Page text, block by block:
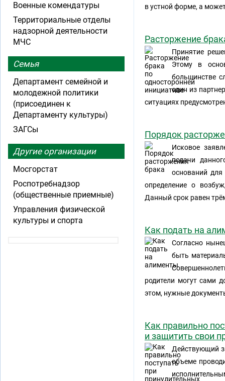
в устной форме, а
Расторжение
Принятие
Этому в
большинстве
один из
ситуациях
Порядок
Исковое
подачи
оснований для
определение о
Данный срок равен
Как подать на
Согласно
быть
родители могут сами
этом, нужные
Как правильно
и защитить свои
Действующий
объеме
Военные комендатуры
Территориальные отделы
надзорной деятельности
МЧС
Семья
Департамент семейной и
молодежной политики
(присоединен к
Департаменту культуры)
ЗАГСы
Другие организации
Мосгорстат
Роспотребнадзор
(общественные приемные)
Управления физической
культуры и спорта